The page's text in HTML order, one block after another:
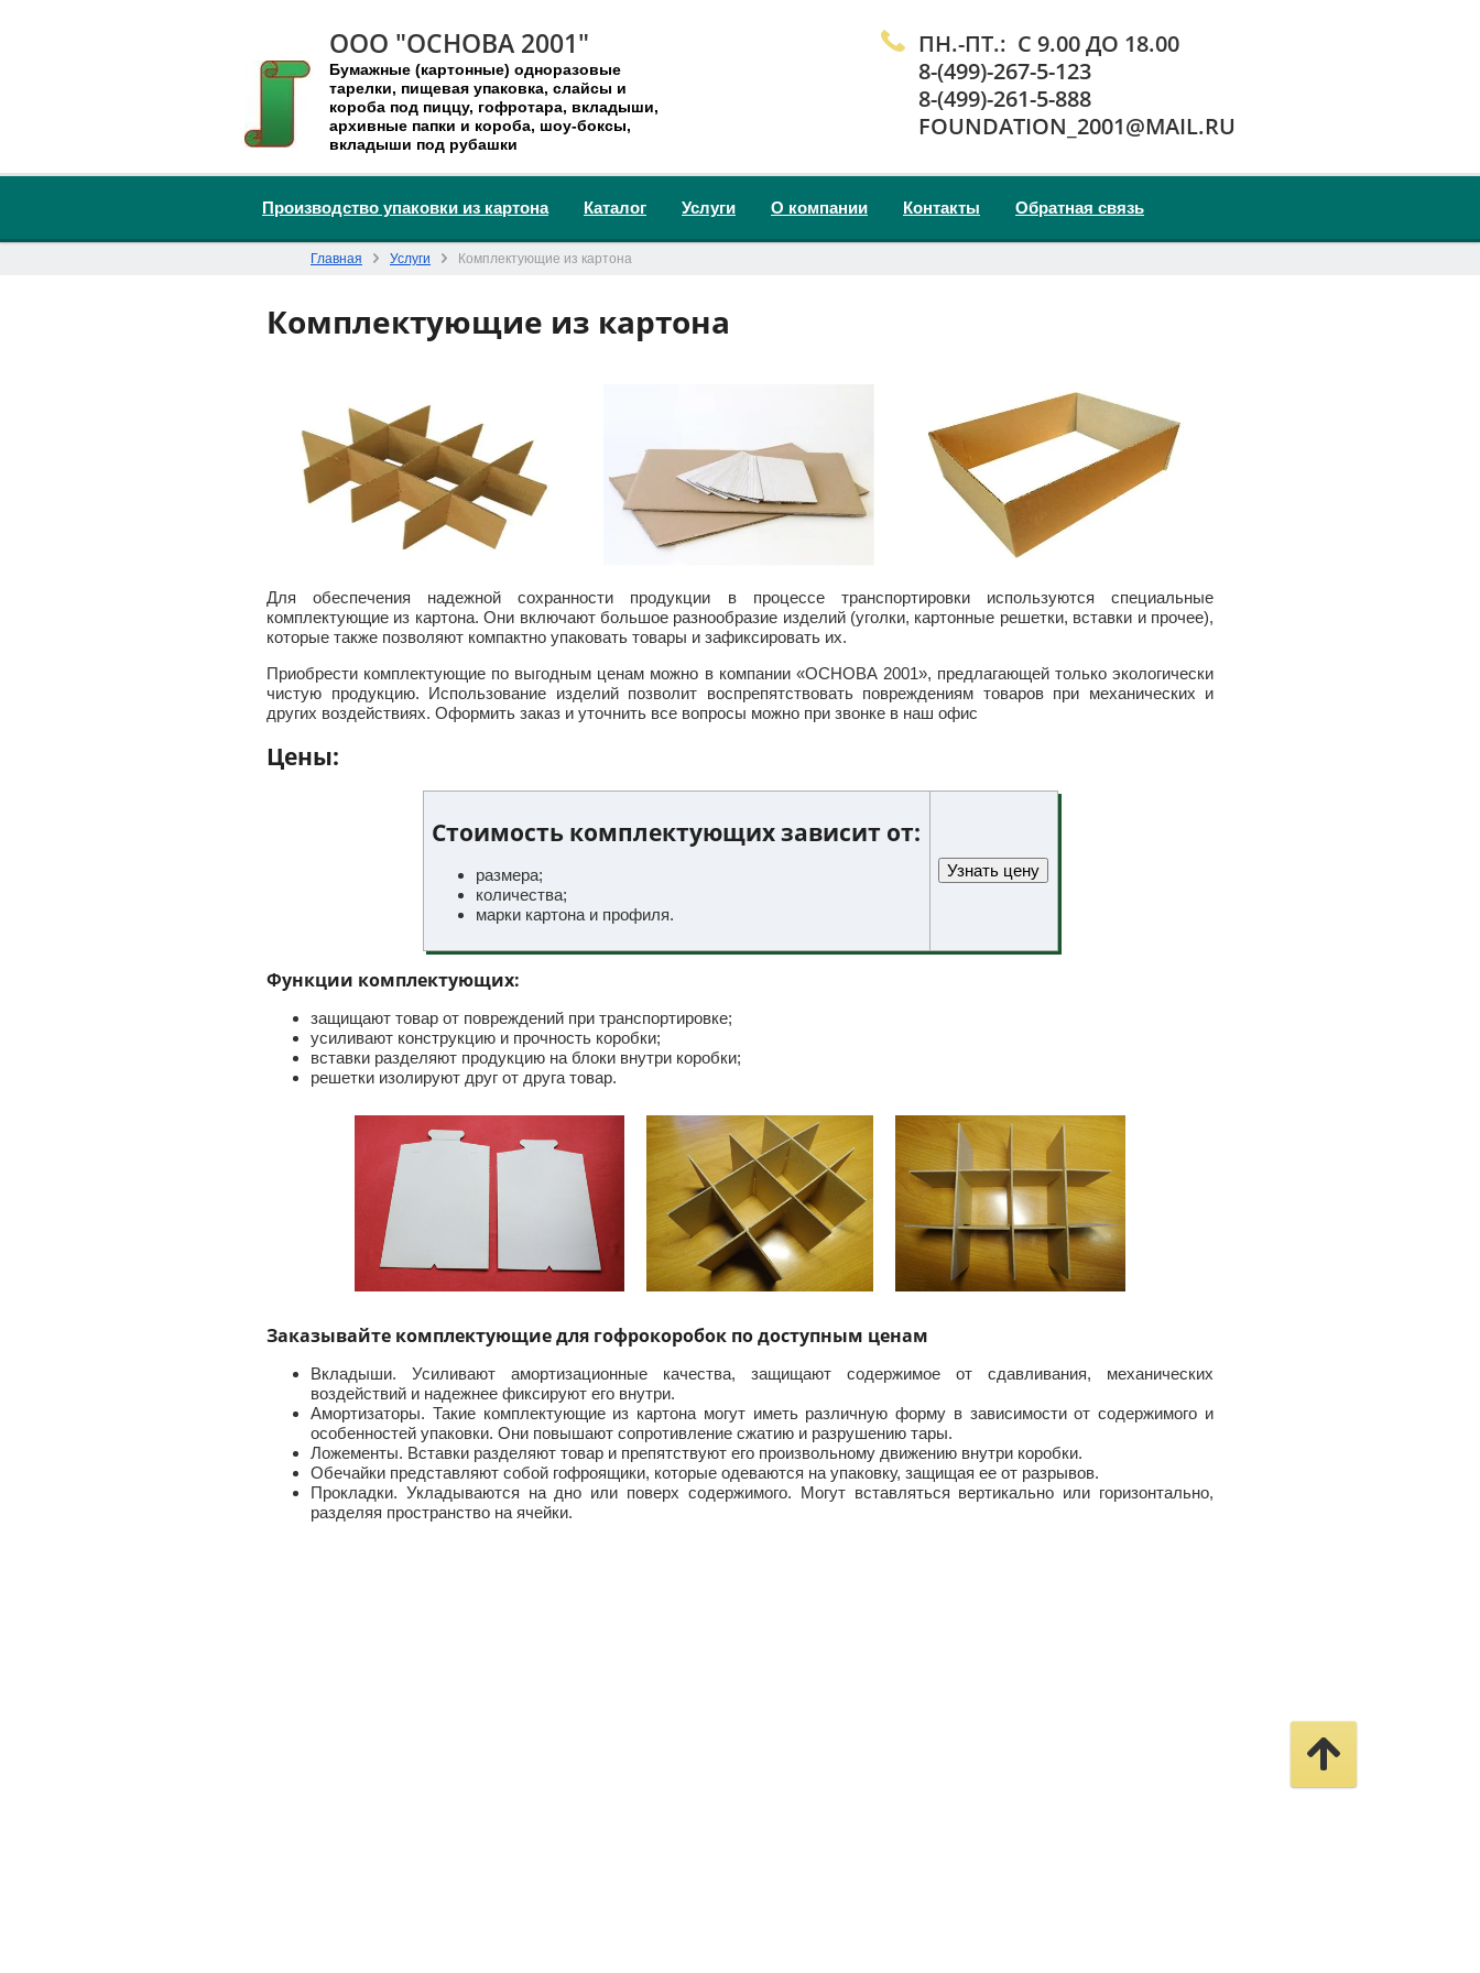
ООО "ОСНОВА 2001"
Бумажные (картонные) одноразовые
тарелки, пищевая упаковка, слайсы и
короба под пиццу, гофротара, вкладыши,
архивные папки и короба, шоу-боксы,
вкладыши под рубашки
ПН.-ПТ.: С 9.00 ДО 18.00
8-(499)-267-5-123
8-(499)-261-5-888
FOUNDATION_2001@MAIL.RU
Производство упаковки из картона Каталог Услуги О компании Контакты Обратная связь
Главная Услуги Комплектующие из картона
Комплектующие из картона
Для обеспечения надежной сохранности продукции в процессе транспортировки используются специальные
комплектующие из картона. Они включают большое разнообразие изделий (уголки, картонные решетки, вставки и прочее),
которые также позволяют компактно упаковать товары и зафиксировать их.
Приобрести комплектующие по выгодным ценам можно в компании «ОСНОВА 2001», предлагающей только экологически
чистую продукцию. Использование изделий позволит воспрепятствовать повреждениям товаров при механических и
других воздействиях. Оформить заказ и уточнить все вопросы можно при звонке в наш офис
Цены:
Стоимость комплектующих зависит от:
размера;
количества;
марки картона и профиля.
Функции комплектующих:
защищают товар от повреждений при транспортировке;
усиливают конструкцию и прочность коробки;
вставки разделяют продукцию на блоки внутри коробки;
решетки изолируют друг от друга товар.
Заказывайте комплектующие для гофрокоробок по доступным ценам
Вкладыши. Усиливают амортизационные качества, защищают содержимое от сдавливания, механических
воздействий и надежнее фиксируют его внутри.
Амортизаторы. Такие комплектующие из картона могут иметь различную форму в зависимости от содержимого и
особенностей упаковки. Они повышают сопротивление сжатию и разрушению тары.
Ложементы. Вставки разделяют товар и препятствуют его произвольному движению внутри коробки.
Обечайки представляют собой гофроящики, которые одеваются на упаковку, защищая ее от разрывов.
Прокладки. Укладываются на дно или поверх содержимого. Могут вставляться вертикально или горизонтально,
разделяя пространство на ячейки.